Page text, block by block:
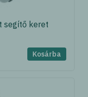
segítő keret
Kosárba